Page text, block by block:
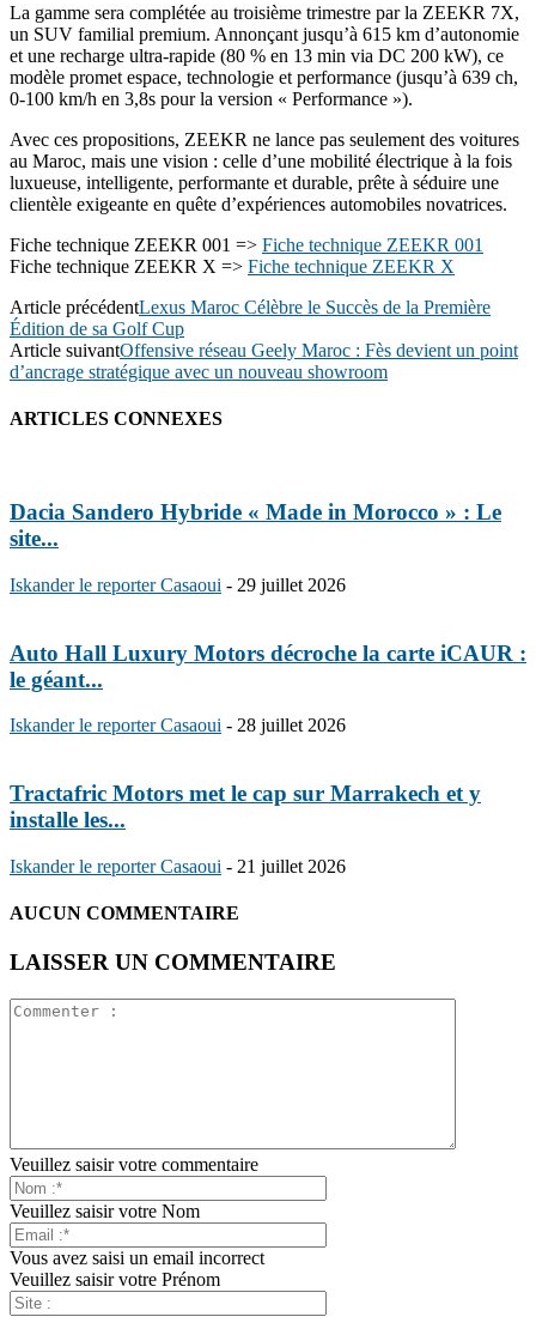
La gamme sera complétée au troisième trimestre par la ZEEKR 7X,
un SUV familial premium. Annonçant jusqu’à 615 km d’autonomie
et une recharge ultra-rapide (80 % en 13 min via DC 200 kW), ce
modèle promet espace, technologie et performance (jusqu’à 639 ch,
0-100 km/h en 3,8s pour la version « Performance »).
Avec ces propositions, ZEEKR ne lance pas seulement des voitures
au Maroc, mais une vision : celle d’une mobilité électrique à la fois
luxueuse, intelligente, performante et durable, prête à séduire une
clientèle exigeante en quête d’expériences automobiles novatrices.
Fiche technique ZEEKR 001 => Fiche technique ZEEKR 001
Fiche technique ZEEKR X => Fiche technique ZEEKR X
Article précédentLexus Maroc Célèbre le Succès de la Première
Édition de sa Golf Cup
Article suivantOffensive réseau Geely Maroc : Fès devient un point
d’ancrage stratégique avec un nouveau showroom
ARTICLES CONNEXES
Dacia Sandero Hybride « Made in Morocco » : Le
site...
Iskander le reporter Casaoui - 29 juillet 2026
Auto Hall Luxury Motors décroche la carte iCAUR :
le géant...
Iskander le reporter Casaoui - 28 juillet 2026
Tractafric Motors met le cap sur Marrakech et y
installe les...
Iskander le reporter Casaoui - 21 juillet 2026
AUCUN COMMENTAIRE
LAISSER UN COMMENTAIRE
Veuillez saisir votre commentaire
Veuillez saisir votre Nom
Vous avez saisi un email incorrect
Veuillez saisir votre Prénom